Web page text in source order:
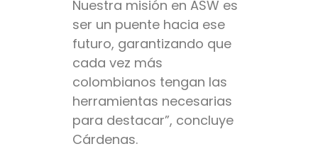
Nuestra misión en ASW es
ser un puente hacia ese
futuro, garantizando que
cada vez más
colombianos tengan las
herramientas necesarias
para destacar”, concluye
Cárdenas.